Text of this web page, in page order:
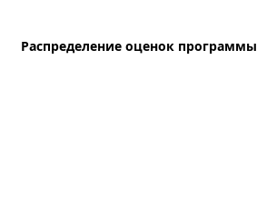
Распределение оценок программы